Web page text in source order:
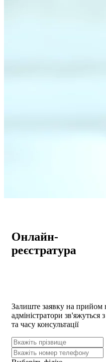
Онлайн-
реєстратура
Залиште заявку на прийом
адмiнiстратори зв'яжуться
та часу консультацiï